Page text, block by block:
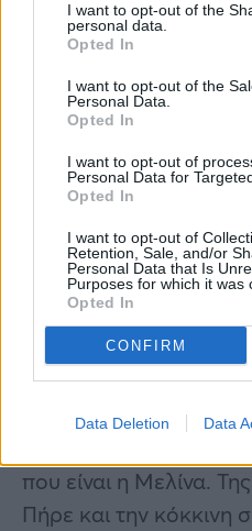
I want to opt-out of the
personal data.
Opted In
I want to opt-out of the
Personal Data.
Opted In
I want to opt-out of
Personal Data for
Opted In
I want to opt-out of
Retention, Sale, and/or
Personal Data that Is
Purposes for which it was
Opted In
CONFIRM
Data Deletion Data
Από την πλευρά της, η
υπογράμμισε
ήμουν ήσυχη. Μια
αναφέρθηκε στην
κοιμόταν στο σπίτι
ήταν η πρώτη φορά
που είναι η Μελίνα.
Πήρε και την κόκκινη